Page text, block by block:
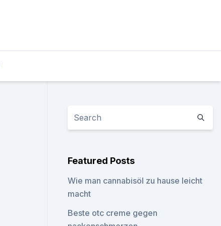
Featured Posts
Wie man cannabisöl zu hause leicht
macht
Beste otc creme gegen